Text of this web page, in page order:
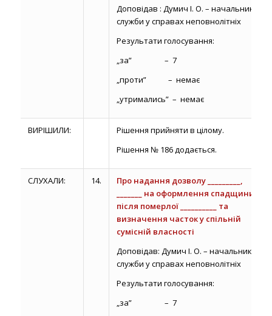
Доповідав : Думич І. О. – начальник
служби у справах неповнолітніх
Результати голосування:
„за” – 7
„проти” – немає
„утримались” – немає
ВИРІШИЛИ:
Рішення прийняти в цілому.
Рішення № 186 додається.
СЛУХАЛИ: 14.
Про надання дозволу _________,
_______ на оформлення спадщини
після померлої __________ та
визначення часток у спільній
сумісній власності
Доповідав: Думич І. О. – начальник
служби у справах неповнолітніх
Результати голосування:
„за” – 7